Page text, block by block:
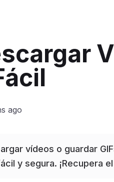
ago
vídeos o guardar
y segura. ¡Recupera